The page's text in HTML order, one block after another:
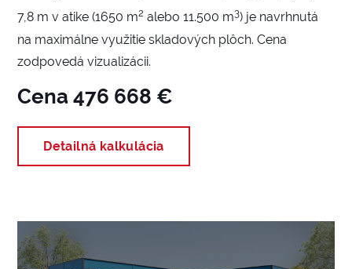
7,8 m v atike (1650 m2 alebo 11.500 m3) je navrhnutá
na maximálne využitie skladových plôch. Cena
zodpovedá vizualizácii.
Cena 476 668 €
Detailná kalkulácia